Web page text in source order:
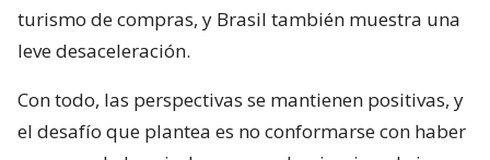
turismo de compras, y Brasil también muestra una
leve desaceleración.
Con todo, las perspectivas se mantienen positivas, y
el desafío que plantea es no conformarse con haber